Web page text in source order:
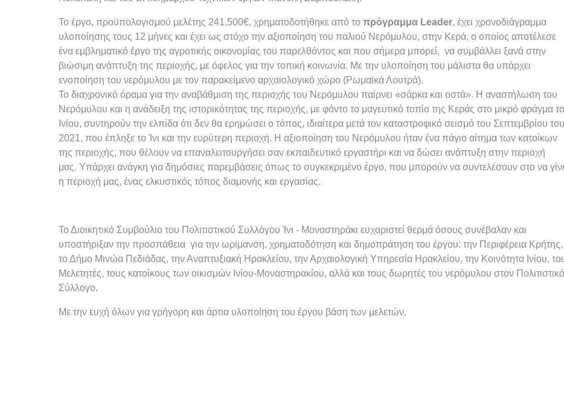
Το έργο, προϋπολογισμού μελέτης 241.500€, χρηματοδοτήθηκε από το πρόγραμμα Leader, έχει χρονοδιάγραμμα
υλοποίησης τους 12 μήνες και έχει ως στόχο την αξιοποίηση του παλιού Νερόμυλου, στην Κερά, ο οποίος αποτέλεσε
ένα εμβληματικό έργο της αγροτικής οικονομίας του παρελθόντος και που σήμερα μπορεί, να συμβάλλει ξανά στην
βιώσιμη ανάπτυξη της περιοχής, με όφελος για την τοπική κοινωνία. Με την υλοποίηση του μάλιστα θα υπάρχει
ενοποίηση του νερόμυλου με τον παρακείμενο αρχαιολογικό χώρο (Ρωμαϊκά Λουτρά).
Το διαχρονικό όραμα για την αναβάθμιση της περιοχής του Νερόμυλου παίρνει «σάρκα και οστά». Η αναστήλωση του
Νερόμυλου και η ανάδειξη της ιστορικότητας της περιοχής, με φόντο το μαγευτικό τοπίο της Κεράς στο μικρό φράγμα
Ινίου, συντηρούν την ελπίδα ότι δεν θα ερημώσει ο τόπος, ιδιαίτερα μετά τον καταστροφικό σεισμό του Σεπτεμβρίου του
2021, που έπληξε το Ίνι και την ευρύτερη περιοχή. Η αξιοποίηση του Νερόμυλου ήταν ένα πάγιο αίτημα των κατοίκων
της περιοχής, που θέλουν να επαναλειτουργήσει σαν εκπαιδευτικό εργαστήρι και να δώσει ανάπτυξη στην περιοχή
μας. Υπάρχει ανάγκη για δημόσιες παρεμβάσεις όπως το συγκεκριμένο έργο, που μπορούν να συντελέσουν στο να
η περιοχή μας, ένας ελκυστικός τόπος διαμονής και εργασίας.
Το Διοικητικό Συμβούλιο του Πολιτιστικού Συλλόγου Ίνι - Μοναστηράκι ευχαριστεί θερμά όσους συνέβαλαν και
υποστήριξαν την προσπάθεια για την ωρίμανση, χρηματοδότηση και δημοπράτηση του έργου: την Περιφέρεια Κρήτης,
το Δήμο Μινώα Πεδιάδας, την Αναπτυξιακή Ηρακλείου, την Αρχαιολογική Υπηρεσία Ηρακλείου, την Κοινότητα Ινίου,
Μελετητές, τους κατοίκους των οικισμών Ινίου-Μοναστηρακίου, αλλά και τους δωρητές του νερόμυλου στον Πολιτιστικό
Σύλλογο.
Με την ευχή όλων για γρήγορη και άρτια υλοποίηση του έργου βάση των μελετών.